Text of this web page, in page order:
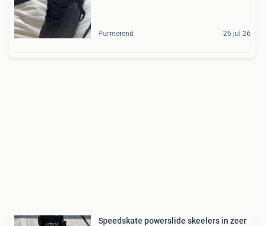
Purmerend 26 jul 26
Speedskate powerslide skeelers in zeer